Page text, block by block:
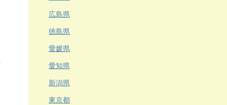
広島県
徳島県
愛媛県
愛知県
新潟県
東京都